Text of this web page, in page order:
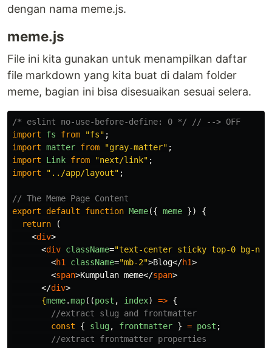
dengan nama meme.js.
meme.js
File ini kita gunakan untuk menampilkan daftar
file markdown yang kita buat di dalam folder
meme, bagian ini bisa disesuaikan sesuai selera.
/* eslint no-use-before-define: 0 */
// --> OFF
import
fs from "fs" ;
import matter from "gray-matter" ;
import
Link from "next/link" ;
import
" ../app/layout" ;
// The Meme Page Content
export
default function Meme({ meme })
{
return
(
<div>
<div className="text-center sticky top-0 bg-
<h1 className="mb-2">Blog</h1>
<span>Kumpulan meme</span>
</div>
{meme.map((post , index) => {
//extract slug and frontmatter
const
{ slug, frontmatter } = post ;
//extract frontmatter properties